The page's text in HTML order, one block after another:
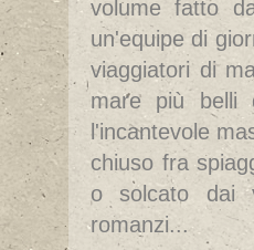
volume fatto
un'equipe di
viaggiatori di
mare più belli
l'incantevole
chiuso fra
o solcato dai
romanzi...